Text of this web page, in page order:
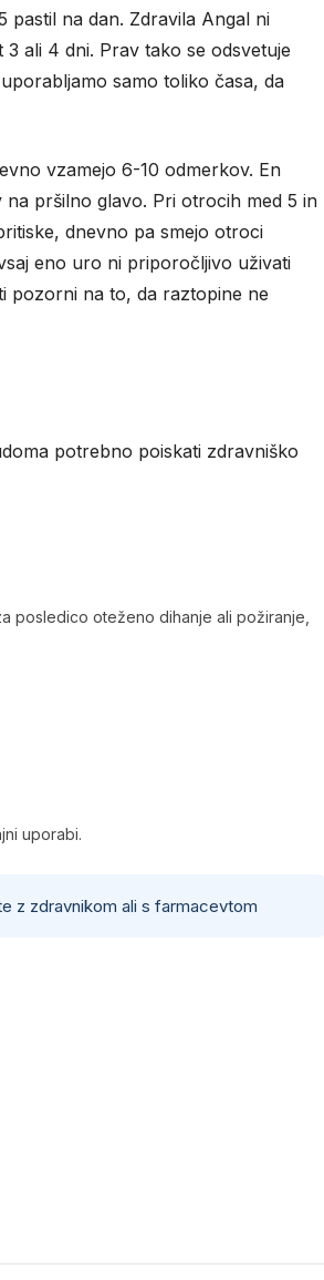
pastil na dan. Zdravila Angal ni
ali 4 dni. Prav tako se odsvetuje
samo toliko časa, da
vzamejo 6-10 odmerkov. En
pršilno glavo. Pri otrocih med 5 in
dnevno pa smejo otroci
eno uro ni priporočljivo uživati
pozorni na to, da raztopine ne
potrebno poiskati zdravniško
posledico oteženo dihanje ali požiranje,
uporabi.
z zdravnikom ali s farmacevtom